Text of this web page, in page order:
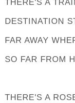
THERE'S A
DESTINATION
FAR AWAY
SO FAR FROM
THERE'S A